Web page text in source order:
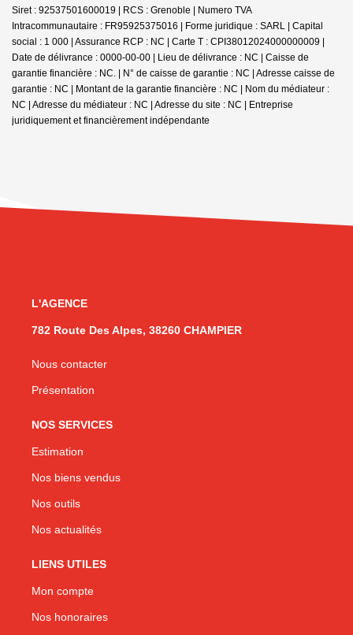
Siret : 92537501600019 | RCS : Grenoble | Numero TVA
Intracommunautaire : FR95925375016 | Forme juridique : SARL | Capital
social : 1 000 | Assurance RCP : NC | Carte T : CPI38012024000000009 |
Date de délivrance : 0000-00-00 | Lieu de délivrance : NC | Caisse de
garantie financière : NC. | N° de caisse de garantie : NC | Adresse caisse de
garantie : NC | Montant de la garantie financière : NC | Nom du médiateur :
NC | Adresse du médiateur : NC | Adresse du site : NC | Entreprise
juridiquement et financièrement indépendante
L'AGENCE
782 Route Des Alpes, 38260 CHAMPIER
Nous contacter
Présentation
NOS SERVICES
Estimation
Nos biens vendus
Nos outils
Nos actualités
LIENS UTILES
Mon compte
Nos honoraires